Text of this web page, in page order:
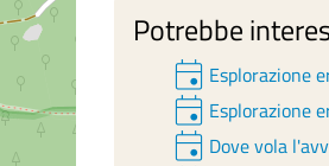
Potrebbe
event Esplorazione
event Esplorazione
event Dove vola